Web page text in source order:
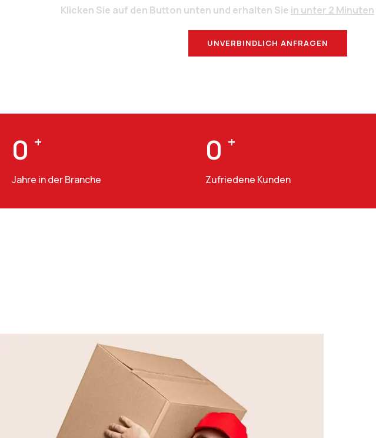
Klicken Sie auf den Button unten und erhalten Sie in unter 2 Minuten
UNVERBINDLICH ANFRAGEN
0 +
Jahre in der Branche
0 +
Zufriedene Kunden